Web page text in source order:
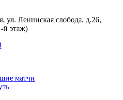
ул. Ленинская слобода, д.26,
й этаж)
матчи